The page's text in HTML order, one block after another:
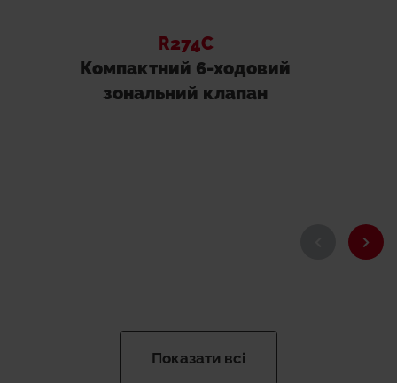
R274C
Компактний 6-ходовий
зональний клапан
Показати всі